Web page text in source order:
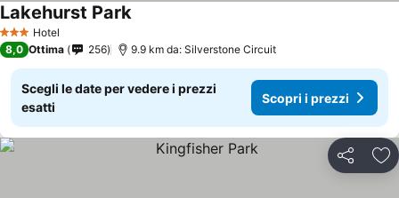
3 StelleHotel
Lakehurst Park
8,0 Ottima 256 9.9 km da: Silverstone Circuit
Scegli le date per vedere i prezzi
esatti
Scopri i prezzi
Condividi